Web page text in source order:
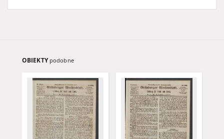
OBIEKTY podobne